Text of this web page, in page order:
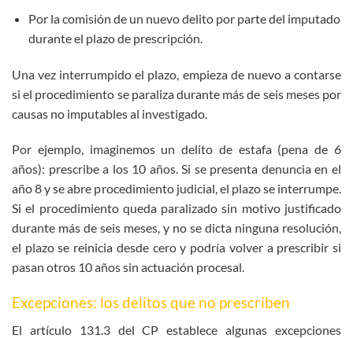
Por la comisión de un nuevo delito por parte del imputado
durante el plazo de prescripción.
Una vez interrumpido el plazo, empieza de nuevo a contarse
si el procedimiento se paraliza durante más de seis meses por
causas no imputables al investigado.
Por ejemplo, imaginemos un delito de estafa (pena de 6
años): prescribe a los 10 años. Si se presenta denuncia en el
año 8 y se abre procedimiento judicial, el plazo se interrumpe.
Si el procedimiento queda paralizado sin motivo justificado
durante más de seis meses, y no se dicta ninguna resolución,
el plazo se reinicia desde cero y podría volver a prescribir si
pasan otros 10 años sin actuación procesal.
Excepciones: los delitos que no prescriben
El artículo 131.3 del CP establece algunas excepciones